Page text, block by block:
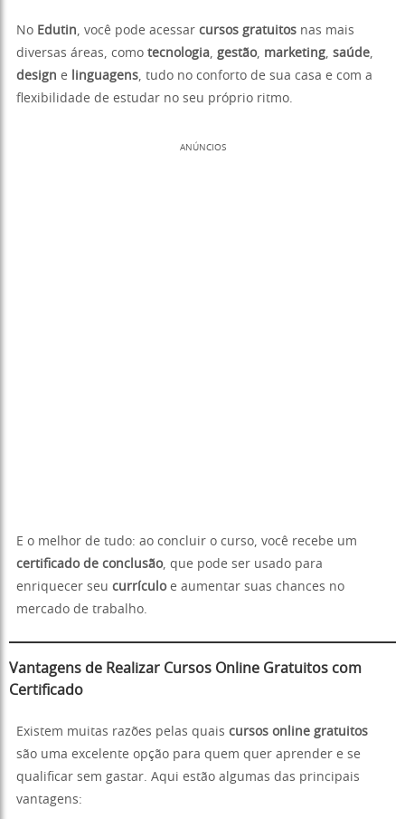
No Edutin, você pode acessar cursos gratuitos nas mais
diversas áreas, como tecnologia, gestão, marketing, saúde,
design e linguagens, tudo no conforto de sua casa e com a
flexibilidade de estudar no seu próprio ritmo.
ANÚNCIOS
E o melhor de tudo: ao concluir o curso, você recebe um
certificado de conclusão, que pode ser usado para
enriquecer seu currículoe aumentar suas chances no
mercado de trabalho.
Vantagens de Realizar Cursos Online Gratuitos com
Certificado
Existem muitas razões pelas quais cursos online gratuitos
são uma excelente opção para quem quer aprender e se
qualificar sem gastar. Aqui estão algumas das principais
vantagens: